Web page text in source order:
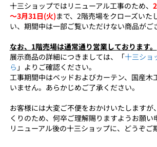
十三ショップではリニューアル工事のため、
～3月31日(火)まで、2階売場をクローズいた
い、期間中は一部ご覧いただけない商品がご
なお、1階売場は通常通り営業しております。
展示商品の詳細につきましては、「十三ショ
ら 」よりご確認ください。
工事期間中はベッドおよびカーテン、国産木
いません。あらかじめご了承ください。
お客様には大変ご不便をおかけいたしますが
くりのため、何卒ご理解賜りますようお願い
リニューアル後の十三ショップに、どうぞご